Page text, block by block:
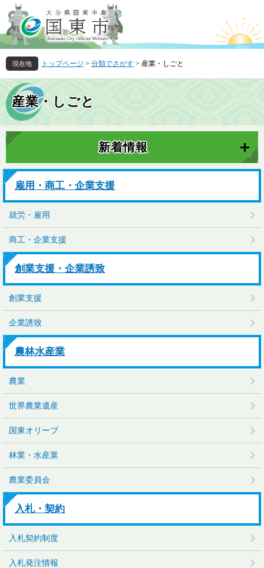
ー
ジ
の
先
頭
で
。
ニ
ュ
ー
を
飛
ば
て
文
へ
トップページ > 分類でさがす > 産業・しごと
文 産業・しごと
新着情報
雇用・商工・企業支援
就労・雇用
商工・企業支援
創業支援・企業誘致
創業支援
企業誘致
農林水産業
農業
世界農業遺産
国東オリーブ
林業・水産業
農業委員会
入札・契約
入札契約制度
入札発注情報